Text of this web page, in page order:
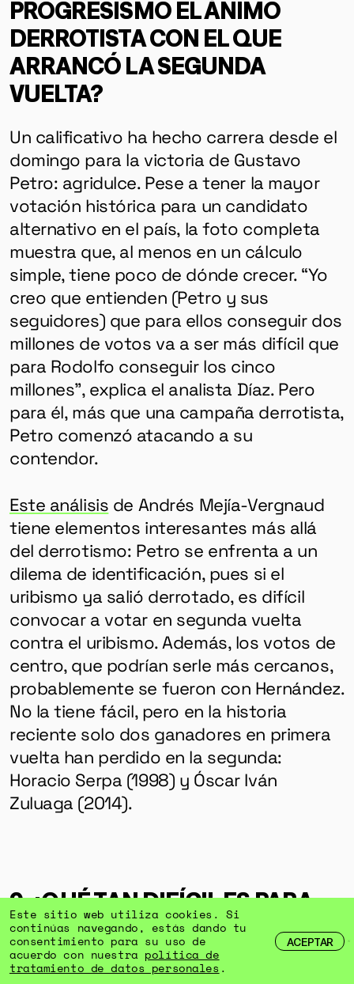
PROGRESISMO EL ÁNIMO
DERROTISTA CON EL QUE
ARRANCÓ LA SEGUNDA
VUELTA?
Un calificativo ha hecho carrera desde el
domingo para la victoria de Gustavo
Petro: agridulce. Pese a tener la mayor
votación histórica para un candidato
alternativo en el país, la foto completa
muestra que, al menos en un cálculo
simple, tiene poco de dónde crecer. “Yo
creo que entienden (Petro y sus
seguidores) que para ellos conseguir dos
millones de votos va a ser más difícil que
para Rodolfo conseguir los cinco
millones”, explica el analista Díaz. Pero
para él, más que una campaña derrotista,
Petro comenzó atacando a su
contendor.
Este análisis de Andrés Mejía-Vergnaud
tiene elementos interesantes más allá
del derrotismo: Petro se enfrenta a un
dilema de identificación, pues si el
uribismo ya salió derrotado, es difícil
convocar a votar en segunda vuelta
contra el uribismo. Además, los votos de
centro, que podrían serle más cercanos,
probablemente se fueron con Hernández.
No la tiene fácil, pero en la historia
reciente solo dos ganadores en primera
vuelta han perdido en la segunda:
Horacio Serpa (1998) y Óscar Iván
Zuluaga (2014).
9. ¿QUÉ TAN DIFÍCIL ES PARA
LOS PROGRESISTAS CREER EN
LA POSIBILIDAD DE
Este sitio web utiliza cookies. Si
continúas navegando, estás dando tu
consentimiento para su uso de
acuerdo con nuestra política de
tratamiento de datos personales .
ACEPTAR